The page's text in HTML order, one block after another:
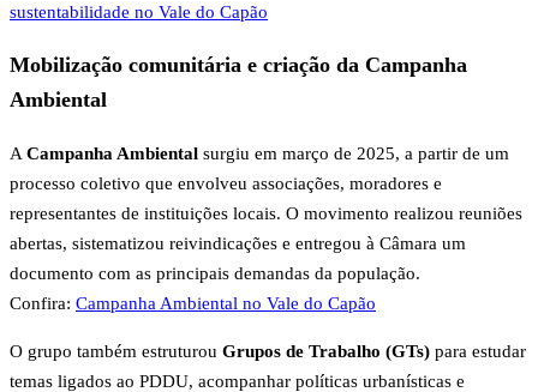
sustentabilidade no Vale do Capão
Mobilização comunitária e criação da Campanha
Ambiental
A Campanha Ambiental surgiu em março de 2025, a partir de um
processo coletivo que envolveu associações, moradores e
representantes de instituições locais. O movimento realizou reuniões
abertas, sistematizou reivindicações e entregou à Câmara um
documento com as principais demandas da população.
Confira: Campanha Ambiental no Vale do Capão
O grupo também estruturou Grupos de Trabalho (GTs) para estudar
temas ligados ao PDDU, acompanhar políticas urbanísticas e